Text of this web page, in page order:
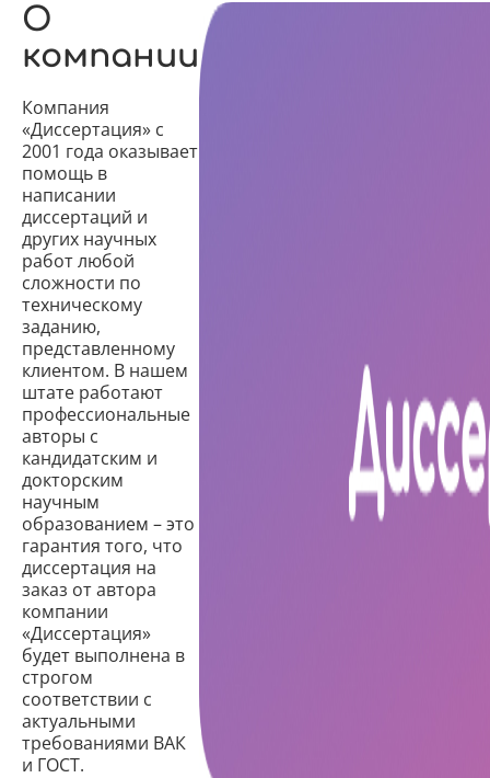
О
компании
Компания
«Диссертация» с
2001 года оказывает
помощь в
написании
диссертаций и
других научных
работ любой
сложности по
техническому
заданию,
представленному
клиентом. В нашем
штате работают
профессиональные
авторы с
кандидатским и
докторским
научным
образованием – это
гарантия того, что
диссертация на
заказ от автора
компании
«Диссертация»
будет выполнена в
строгом
соответствии с
актуальными
требованиями ВАК
и ГОСТ.